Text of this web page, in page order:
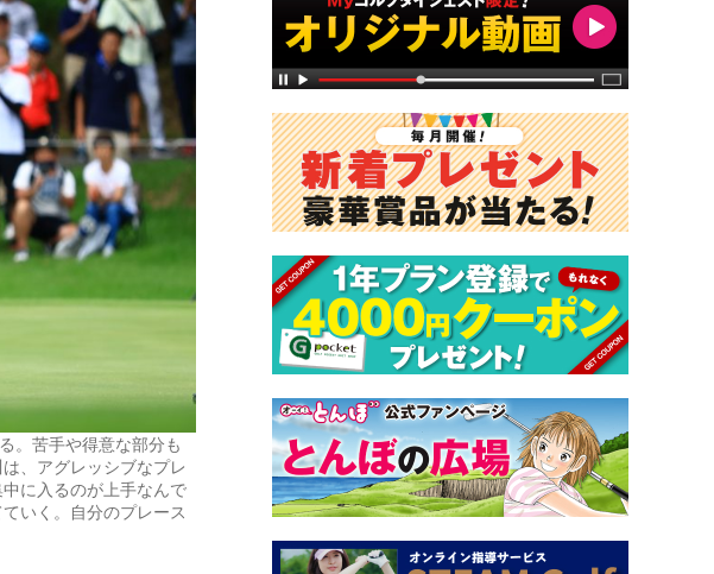
。苦手や得意な部分も
、アグレッシブなプレ
に入るのが上手なんで
いく。自分のプレース